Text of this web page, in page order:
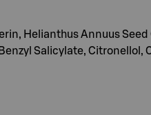
Helianthus Annuus
Salicylate, Citronellol,